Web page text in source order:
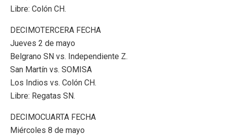
Libre: Colón CH.
DECIMOTERCERA FECHA
Jueves 2 de mayo
Belgrano SN vs. Independiente Z.
San Martín vs. SOMISA
Los Indios vs. Colón CH.
Libre: Regatas SN.
DECIMOCUARTA FECHA
Miércoles 8 de mayo